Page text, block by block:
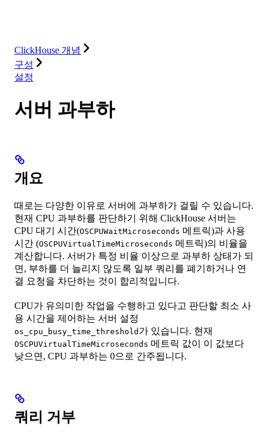
ClickHouse 개념
구성
설정
서버 과부하
개요
때로는 다양한 이유로 서버에 과부하가 걸릴 수 있습니다.
현재 CPU 과부하를 판단하기 위해 ClickHouse 서버는
CPU 대기 시간(OSCPUWaitMicroseconds 메트릭)과 사용
시간 (OSCPUVirtualTimeMicroseconds 메트릭)의 비율을
계산합니다. 서버가 특정 비율 이상으로 과부하 상태가 되
면, 부하를 더 늘리지 않도록 일부 쿼리를 폐기하거나 연
결 요청을 차단하는 것이 합리적입니다.
CPU가 유의미한 작업을 수행하고 있다고 판단할 최소 사
용 시간을 제어하는 서버 설정
os_cpu_busy_time_threshold 가 있습니다. 현재
OSCPUVirtualTimeMicroseconds 메트릭 값이 이 값보다
낮으면, CPU 과부하는 0으로 간주됩니다.
쿼리 거부